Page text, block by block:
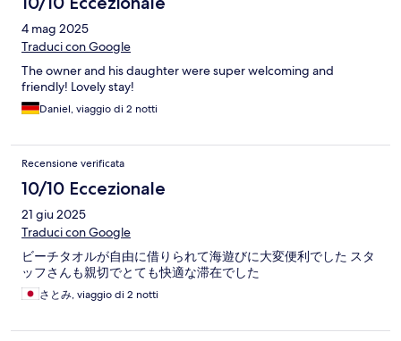
4 mag 2025
Traduci con Google
The owner and his daughter were super welcoming and
friendly! Lovely stay!
Daniel, viaggio di 2 notti
Recensione verificata
10/10 Eccezionale
21 giu 2025
Traduci con Google
ビーチタオルが自由に借りられて海遊びに大変便利でした スタ
ッフさんも親切でとても快適な滞在でした
さとみ, viaggio di 2 notti